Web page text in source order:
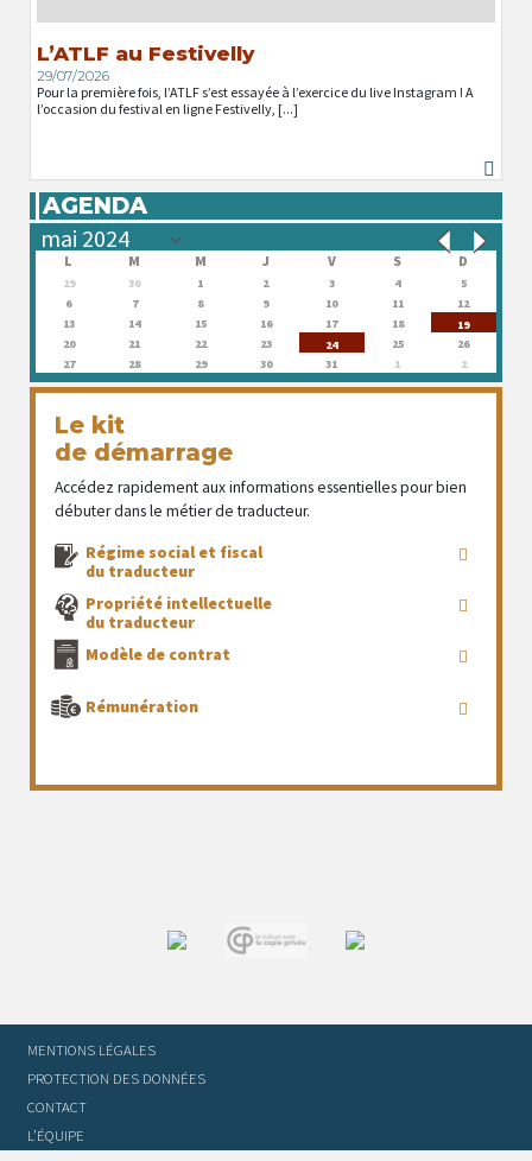
L’ATLF au Festivelly
29/07/2026
Pour la première fois, l’ATLF s’est essayée à l’exercice du live Instagram ! A
l’occasion du festival en ligne Festivelly, [...]
AGENDA
L M M J V S D
29 30 1 2 3 4
5
6
7 8 9 10 11
12
13
14 15 16 17 18
19
20
21 22 23 24 25
26
27
28 29 30 31 1 2
Le kit
de démarrage
Accédez rapidement aux informations essentielles pour bien
débuter dans le métier de traducteur.
Régime social et fiscal
du traducteur
Propriété intellectuelle
du traducteur
Modèle de contrat
Rémunération
MENTIONS LÉGALES
PROTECTION DES DONNÉES
CONTACT
L’ÉQUIPE